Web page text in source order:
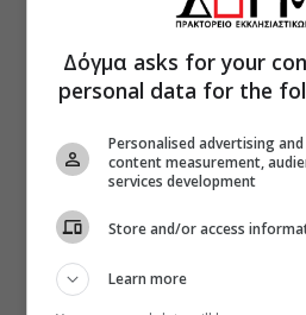
Δόγμα asks for your
personal data for the
Personalised advertising
content measurement,
services development
Store and/or access
Learn more